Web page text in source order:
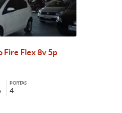
Fire Flex 8v 5p
PORTAS
4